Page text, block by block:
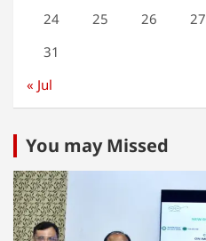
24
25 26 27
31
« Jul
You may Missed